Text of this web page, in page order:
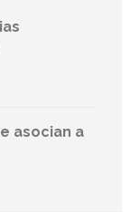
asocian a